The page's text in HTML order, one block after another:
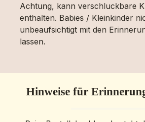
Achtung, kann verschluckbare
enthalten. Babies / Kleinkinder
unbeaufsichtigt mit den
lassen.
Hinweise für